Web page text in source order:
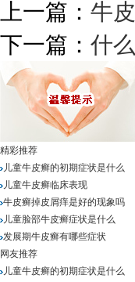
上一篇： 牛
下一篇： 什
精彩推荐
儿童牛皮癣的初期症状是什么
儿童牛皮癣临床表现
牛皮癣掉皮屑痒是好的现象吗
儿童脸部牛皮癣症状是什么
发展期牛皮癣有哪些症状
网友推荐
儿童牛皮癣的初期症状是什么